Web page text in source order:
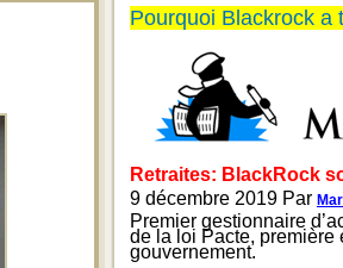
Pourquoi Blackrock a
Retraites: BlackRock
9 décembre 2019 Par
Premier gestionnaire
de la loi Pacte, première
gouvernement.